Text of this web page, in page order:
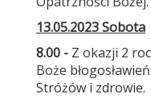
13.05.2023 Sobota
8.00 - Z okazji 2
Boże
Stróżów i zdrowie.